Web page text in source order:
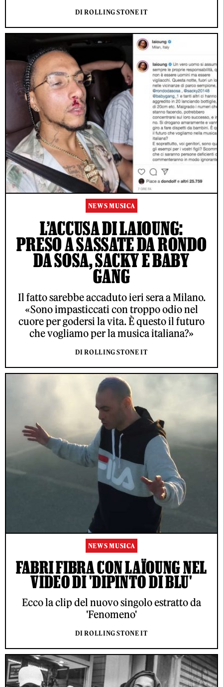
DI ROLLING STONE IT
NEWS MUSICA
L’ACCUSA DI LAIOUNG:
PRESO A SASSATE DA RONDO
DA SOSA, SACKY E BABY
GANG
Il fatto sarebbe accaduto ieri sera a Milano.
«Sono impasticcati con troppo odio nel
cuore per godersi la vita. È questo il futuro
che vogliamo per la musica italiana?»
DI ROLLING STONE IT
NEWS MUSICA
FABRI FIBRA CON LAÏOUNG NEL
VIDEO DI 'DIPINTO DI BLU'
Ecco la clip del nuovo singolo estratto da
'Fenomeno'
DI ROLLING STONE IT